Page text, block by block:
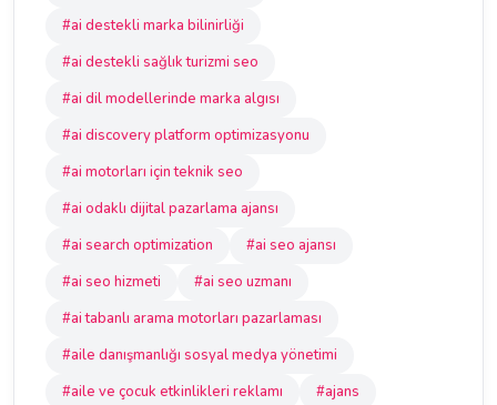
#ai destekli marka bilinirliği
#ai destekli sağlık turizmi seo
#ai dil modellerinde marka algısı
#ai discovery platform optimizasyonu
#ai motorları için teknik seo
#ai odaklı dijital pazarlama ajansı
#ai search optimization
#ai seo ajansı
#ai seo hizmeti
#ai seo uzmanı
#ai tabanlı arama motorları pazarlaması
#aile danışmanlığı sosyal medya yönetimi
#aile ve çocuk etkinlikleri reklamı
#ajans